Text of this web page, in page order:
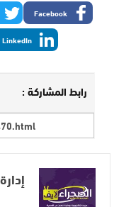
Facebook
LinkedIn
رابط المشاركة :